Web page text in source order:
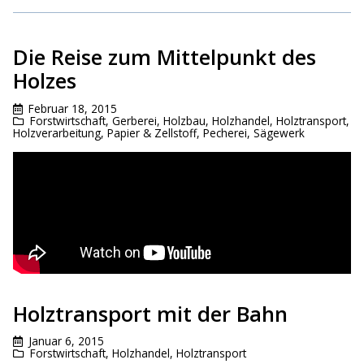
Die Reise zum Mittelpunkt des
Holzes
Februar 18, 2015
Forstwirtschaft, Gerberei, Holzbau, Holzhandel, Holztransport,
Holzverarbeitung, Papier & Zellstoff, Pecherei, Sägewerk
Holztransport mit der Bahn
Januar 6, 2015
Forstwirtschaft, Holzhandel, Holztransport